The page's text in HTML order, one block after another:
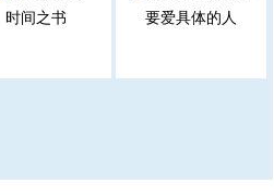
时间之书 要爱具体的人